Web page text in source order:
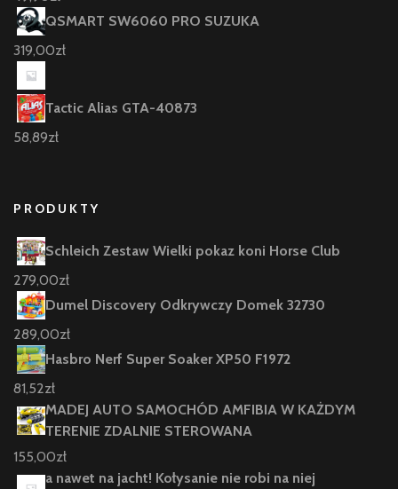
QSMART SW6060 PRO SUZUKA
319,00zł
Tactic Alias GTA-40873
58,89zł
PRODUKTY
Schleich Zestaw Wielki pokaz koni Horse Club
279,00zł
Dumel Discovery Odkrywczy Domek 32730
289,00zł
Hasbro Nerf Super Soaker XP50 F1972
81,52zł
MADEJ AUTO SAMOCHÓD AMFIBIA W KAŻDYM
TERENIE ZDALNIE STEROWANA
155,00zł
a nawet na jacht! Kołysanie nie robi na niej